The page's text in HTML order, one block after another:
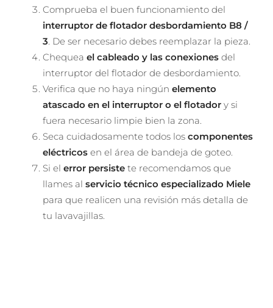
Comprueba el buen funcionamiento del
interruptor de flotador desbordamiento B8 /
3. De ser necesario debes reemplazar la pieza.
Chequea el cableado y las conexiones del
interruptor del flotador de desbordamiento.
Verifica que no haya ningún elemento
atascado en el interruptor o el flotador y si
fuera necesario limpie bien la zona.
Seca cuidadosamente todos los componentes
eléctricos en el área de bandeja de goteo.
Si el error persiste te recomendamos que
llames al servicio técnico especializado Miele
para que realicen una revisión más detalla de
tu lavavajillas.